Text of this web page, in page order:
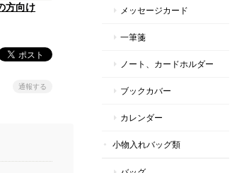
方向け
通報する
メッセージカード
一筆箋
ノート、カードホルダー
ブックカバー
カレンダー
小物入れバッグ類